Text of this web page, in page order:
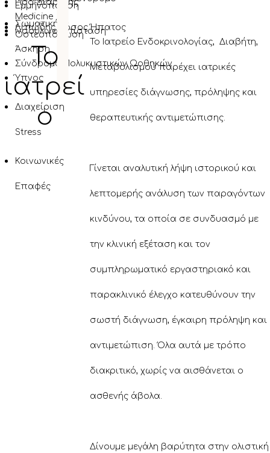
Εμμηνόπαυση
Οστεοπόρωση
Σύνδρομο Πολυκυστικών Ωοθηκών
Προ-Διαβήτης
Ινσουλινοαντίσταση
Λιπώδης Νόσος Ήπατος
Medicine
Σωματική
Άσκηση
Ύπνος
Διαχείριση
Stress
Κοινωνικές
Επαφές
Το
ιατρεί
ο
Το Ιατρείο Ενδοκρινολογίας, Διαβήτη,
Μεταβολισμού παρέχει ιατρικές
υπηρεσίες διάγνωσης, πρόληψης και
θεραπευτικής αντιμετώπισης.
Γίνεται αναλυτική λήψη ιστορικού και
λεπτομερής ανάλυση των παραγόντων
κινδύνου, τα οποία σε συνδυασμό με
την κλινική εξέταση και τον
συμπληρωματικό εργαστηριακό και
παρακλινικό έλεγχο κατευθύνουν την
σωστή διάγνωση, έγκαιρη πρόληψη και
αντιμετώπιση. Όλα αυτά με τρόπο
διακριτικό, χωρίς να αισθάνεται ο
ασθενής άβολα.
Δίνουμε μεγάλη βαρύτητα στην ολιστική